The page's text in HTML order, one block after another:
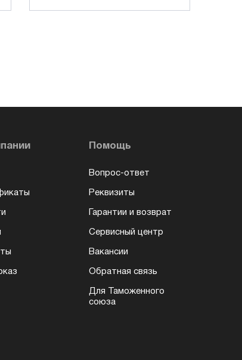
Помощь
Вопрос-ответ
Реквизиты
Гарантии и возврат
Сервисный центр
Вакансии
Обратная связь
Для Таможенного
союза